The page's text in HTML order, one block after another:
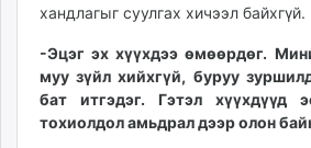
хандлагыг суулгах хичээл байхгүй.
-Эцэг эх хүүхдээ өмөөрдөг.
муу зүйл хийхгүй, буруу
бат итгэдэг. Гэтэл хүүхдүүд
тохиолдол амьдрал дээр олон